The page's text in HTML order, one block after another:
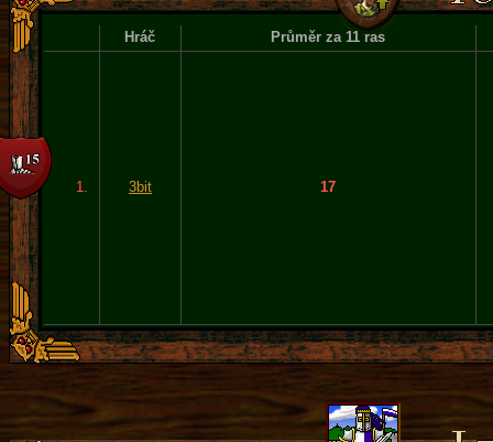
Hráč Průměr za 11 ras
1. 3bit 17